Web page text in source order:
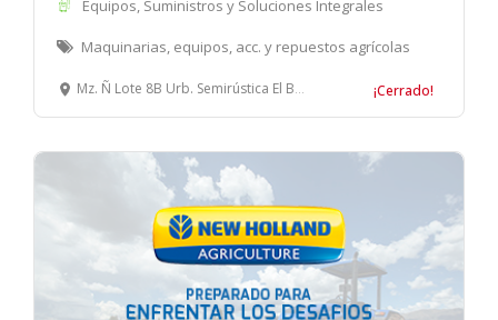
Equipos, Suministros y Soluciones Integrales
Maquinarias, equipos, acc. y repuestos agrícolas
Mz. Ñ Lote 8B Urb. Semirústica El Bosque, Trujillo ¡Cerrado!